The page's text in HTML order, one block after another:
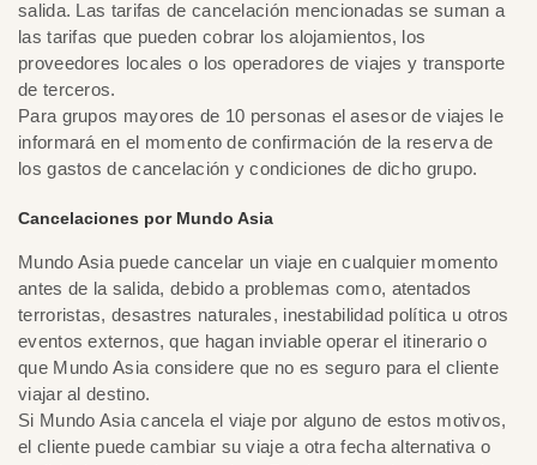
salida. Las tarifas de cancelación mencionadas se suman a
las tarifas que pueden cobrar los alojamientos, los
proveedores locales o los operadores de viajes y transporte
de terceros.
Para grupos mayores de 10 personas el asesor de viajes le
informará en el momento de confirmación de la reserva de
los gastos de cancelación y condiciones de dicho grupo.
Cancelaciones por Mundo Asia
Mundo Asia puede cancelar un viaje en cualquier momento
antes de la salida, debido a problemas como, atentados
terroristas, desastres naturales, inestabilidad política u otros
eventos externos, que hagan inviable operar el itinerario o
que Mundo Asia considere que no es seguro para el cliente
viajar al destino.
Si Mundo Asia cancela el viaje por alguno de estos motivos,
el cliente puede cambiar su viaje a otra fecha alternativa o